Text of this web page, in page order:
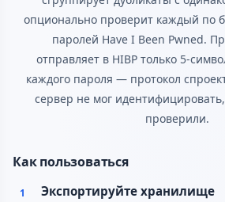
опционально проверит каждый по
паролей Have I Been Pwned.
отправляет в HIBP только 5-
каждого пароля — протокол
сервер не мог
проверили.
Как пользоваться
1 Экспортируйте хранилище